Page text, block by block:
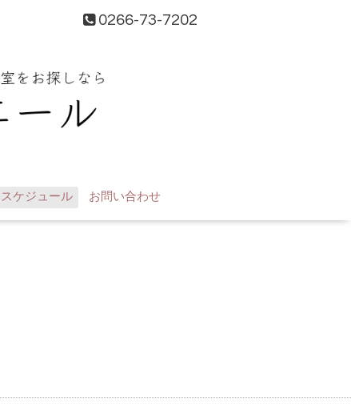
0266-73-7202
スケジュール お問い合わせ